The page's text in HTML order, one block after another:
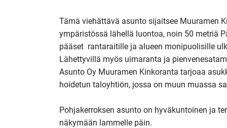
Tämä viehättävä asunto sijaitsee Muuramen
ympäristössä lähellä luontoa, noin 50 metriä
pääset  rantaraitille ja alueen monipuolisille
Lähettyvillä myös uimaranta ja
Asunto Oy Muuramen Kinkoranta tarjoaa
hoidetun taloyhtiön, jossa on muun muassa
Pohjakerroksen asunto on hyväkuntoinen ja
näkymään lammelle päin.